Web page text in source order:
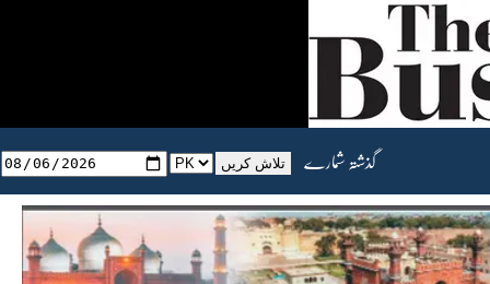
گذشتہ شمارے